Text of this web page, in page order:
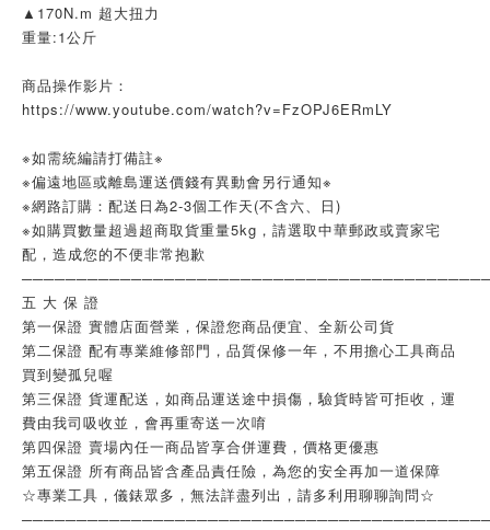
▲170N.m 超大扭力
重量:1公斤
商品操作影片：
https://www.youtube.com/watch?v=FzOPJ6ERmLY
※如需統編請打備註※
※偏遠地區或離島運送價錢有異動會另行通知※
※網路訂購：配送日為2-3個工作天(不含六、日)
※如購買數量超過超商取貨重量5kg，請選取中華郵政或賣家宅
配，造成您的不便非常抱歉
五 大 保 證
第一保證 實體店面營業，保證您商品便宜、全新公司貨
第二保證 配有專業維修部門，品質保修一年，不用擔心工具商品
買到變孤兒喔
第三保證 貨運配送，如商品運送途中損傷，驗貨時皆可拒收，運
費由我司吸收並，會再重寄送一次唷
第四保證 賣場內任一商品皆享合併運費，價格更優惠
第五保證 所有商品皆含產品責任險，為您的安全再加一道保障
☆專業工具，儀錶眾多，無法詳盡列出，請多利用聊聊詢問☆